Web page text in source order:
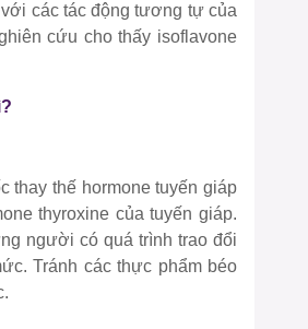
các tác động tương tự của
cứu cho thấy isoflavone
thay thế hormone tuyến giáp
thyroxine của tuyến giáp.
người có quá trình trao đổi
Tránh các thực phẩm béo